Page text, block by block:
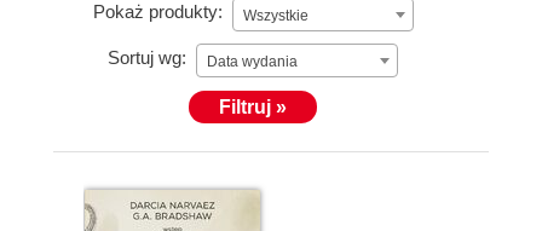
Pokaż produkty: Wszystkie
Sortuj wg: Data wydania
Filtruj »